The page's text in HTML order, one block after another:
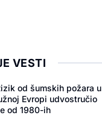
VESTI
od šumskih požara u
Evropi udvostručio
od 1980-ih